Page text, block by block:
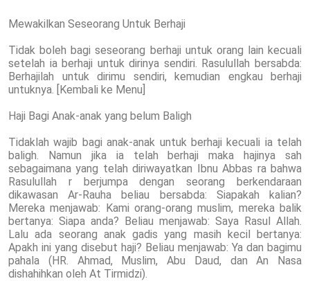
Mewakilkan Seseorang Untuk Berhaji
Tidak boleh bagi seseorang berhaji untuk orang lain kecuali
setelah ia berhaji untuk dirinya sendiri. Rasulullah bersabda:
Berhajilah untuk dirimu sendiri, kemudian engkau berhaji
untuknya. [Kembali ke Menu]
Haji Bagi Anak-anak yang belum Baligh
Tidaklah wajib bagi anak-anak untuk berhaji kecuali ia telah
baligh. Namun jika ia telah berhaji maka hajinya sah
sebagaimana yang telah diriwayatkan Ibnu Abbas ra bahwa
Rasulullah r berjumpa dengan seorang berkendaraan
dikawasan Ar-Rauha beliau bersabda: Siapakah kalian?
Mereka menjawab: Kami orang-orang muslim, mereka balik
bertanya: Siapa anda? Beliau menjawab: Saya Rasul Allah.
Lalu ada seorang anak gadis yang masih kecil bertanya:
Apakh ini yang disebut haji? Beliau menjawab: Ya dan bagimu
pahala (HR. Ahmad, Muslim, Abu Daud, dan An Nasa
dishahihkan oleh At Tirmidzi).